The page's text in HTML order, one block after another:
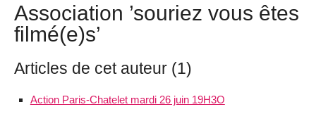
Association ’souriez vous êtes
filmé(e)s’
Articles de cet auteur (1)
Action Paris-Chatelet mardi 26 juin 19H3O